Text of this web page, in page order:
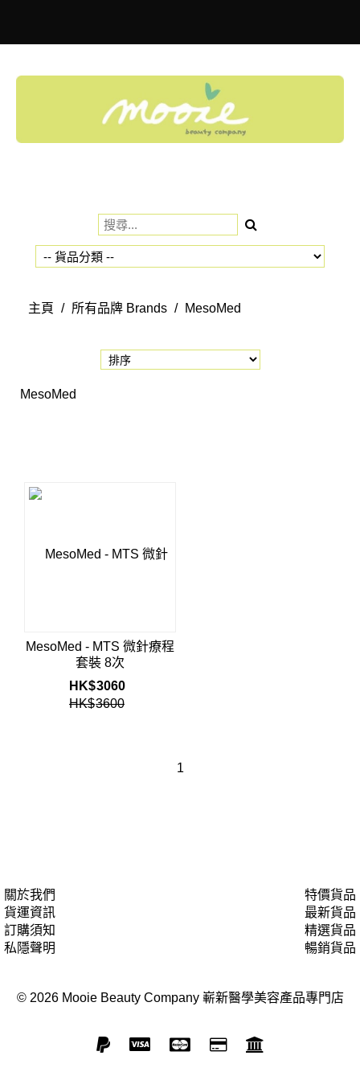
主頁 / 所有品牌 Brands / MesoMed
MesoMed
MesoMed - MTS 微針療程
套裝 8次
HK$3060
HK$3600
1
關於我們
貨運資訊
訂購須知
私隱聲明
特價貨品
最新貨品
精選貨品
暢銷貨品
© 2026 Mooie Beauty Company 嶄新醫學美容產品專門店